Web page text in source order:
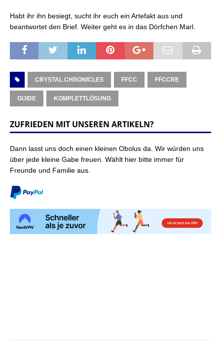
Habt ihr ihn besiegt, sucht ihr euch ein Artefakt aus und
beantwortet den Brief. Weiter geht es in das Dörfchen Marl.
CRYSTAL CHRONICLES FFCC FFCCRE
GUIDE KOMPLETTLÖSUNG
ZUFRIEDEN MIT UNSEREN ARTIKELN?
Dann lasst uns doch einen kleinen Obolus da. Wir würden uns
über jede kleine Gabe freuen. Wählt hier bitte immer für
Freunde und Familie aus.